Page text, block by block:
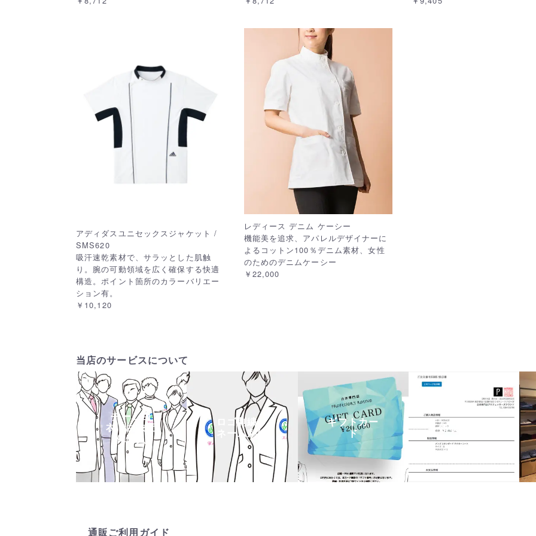
アディダスユニセックスジャケット /
SMS620
吸汗速乾素材で、サラッとした肌触
り。腕の可動領域を広く確保する快適
構造。ポイント箇所のカラーバリエー
ション有。
￥10,120
レディース デニム ケーシー
機能美を追求、アパレルデザイナーに
よるコットン100％デニム素材、女性
のためのデニムケーシー
￥22,000
当店のサービスについて
チーム白
衣・白衣団
体購入
ロゴ刺繍・
ネーム刺繍
ギフトカー
ド
領収書発行
通販ご利用ガイド